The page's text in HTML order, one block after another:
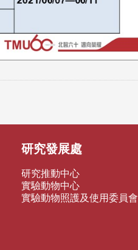
研究發展處
研究推動中心
實驗動物中心
實驗動物照護及使用委員會